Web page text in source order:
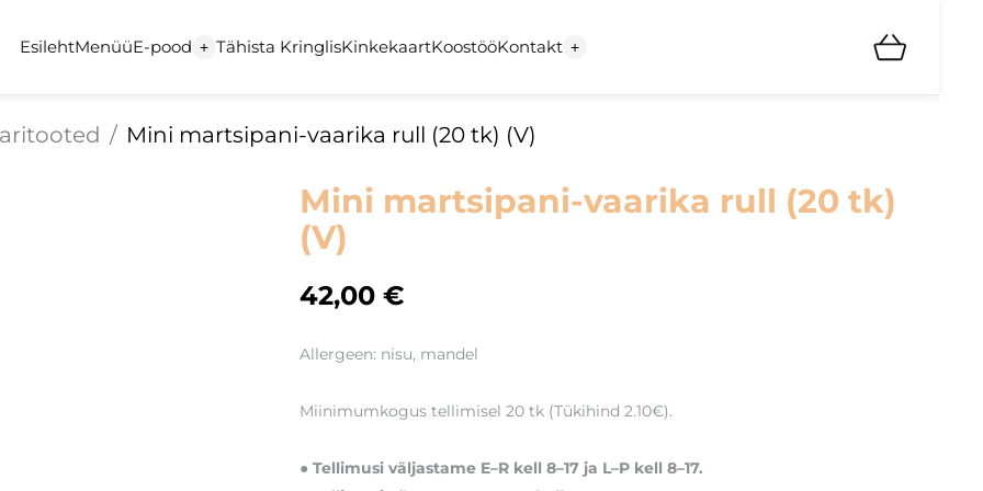
EsilehtMenüüE-pood + Tähista KringlisKinkekaartKoostööKontakt +
/ Mini martsipani-vaarika rull (20 tk) (V)
Mini martsipani-vaarika rull (20 tk)
(V)
42,00 €
Allergeen: nisu, mandel
Miinimumkogus tellimisel 20 tk (Tükihind 2.10€).
● Tellimusi väljastame E–R kell 8–17 ja L–P kell 8–17.